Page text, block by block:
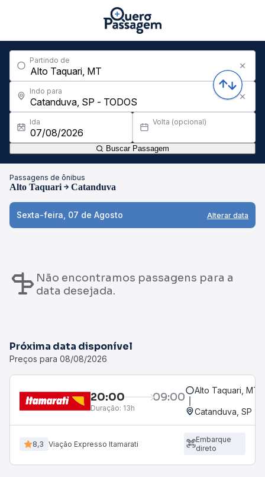
Partindo de
Indo para
Ida Volta (opcional)
Buscar Passagem
Passagens de ônibus
Alto Taquari Catanduva
Sexta-feira, 07 de Agosto Alterar data
Não encontramos passagens para a
data desejada.
Próxima data disponível
Preços para 08/08/2026
20:00 09:00
Duração: 13h
Alto Taquari, MT
Catanduva, SP -
8,3 Viação Expresso Itamarati
Embarque
direto